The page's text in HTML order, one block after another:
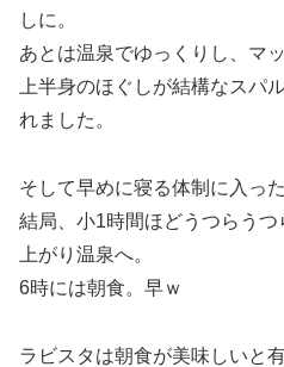
しに。
あとは温泉でゆっくりし、マ
上半身のほぐしが結構なスパ
れました。
そして早めに寝る体制に入っ
結局、小1時間ほどうつらう
上がり温泉へ。
6時には朝食。早ｗ
ラビスタは朝食が美味しいと